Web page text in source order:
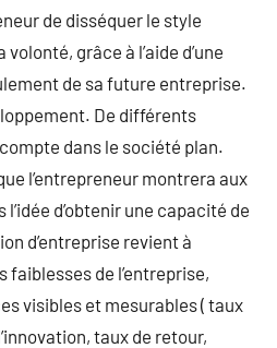
de disséquer le style
grâce à l’aide d’une
de sa future entreprise.
De différents
dans le société plan.
l’entrepreneur montrera aux
d’obtenir une capacité de
d’entreprise revient à
faiblesses de l’entreprise,
visibles et mesurables ( taux
taux de retour,